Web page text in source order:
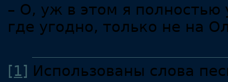
– О, уж в этом я
где угодно, только не на
[1] Использованы слова